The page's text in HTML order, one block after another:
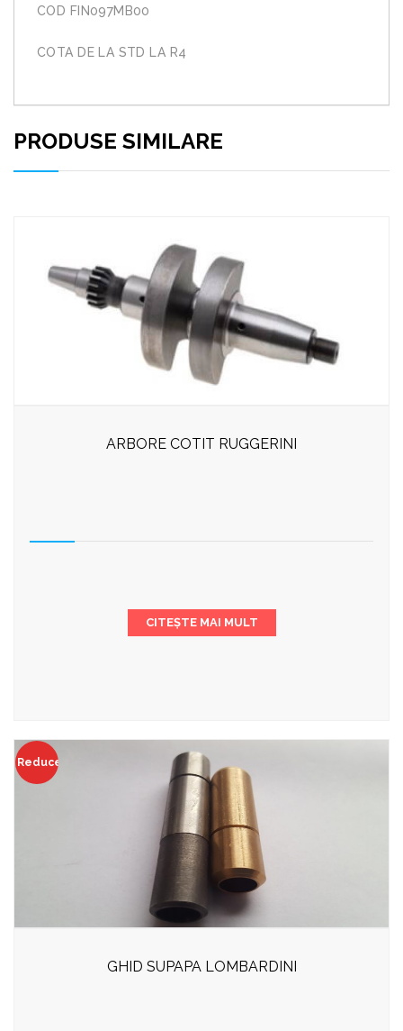
COD FIN097MB00
COTA DE LA STD LA R4
PRODUSE SIMILARE
ARBORE COTIT RUGGERINI
CITEȘTE MAI MULT
Reduceri!
GHID SUPAPA LOMBARDINI